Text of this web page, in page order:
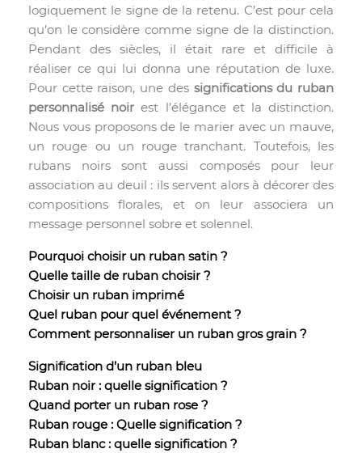
logiquement le signe de la retenu. C’est pour cela
qu’on le considère comme signe de la distinction.
Pendant des siècles, il était rare et difficile à
réaliser ce qui lui donna une réputation de luxe.
Pour cette raison, une dessignifications du ruban
personnalisé noir est l’élégance et la distinction.
Nous vous proposons de le marier avec un mauve,
un rouge ou un rouge tranchant. Toutefois, les
rubans noirs sont aussi composés pour leur
association au deuil : ils servent alors à décorer des
compositions florales, et on leur associera un
message personnel sobre et solennel.
Pourquoi choisir un ruban satin ?
Quelle taille de ruban choisir ?
Choisir un ruban imprimé
Quel ruban pour quel événement ?
Comment personnaliser un ruban gros grain ?
Signification d’un ruban bleu
Ruban noir : quelle signification ?
Quand porter un ruban rose ?
Ruban rouge : Quelle signification ?
Ruban blanc : quelle signification ?